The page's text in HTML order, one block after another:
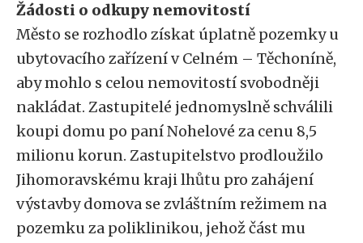
Žádosti o odkupy nemovitostí
Město se rozhodlo získat úplatně pozemky u
ubytovacího zařízení v Celném – Těchoníně,
aby mohlo s celou nemovitostí svobodněji
nakládat. Zastupitelé jednomyslně schválili
koupi domu po paní Nohelové za cenu 8,5
milionu korun. Zastupitelstvo prodloužilo
Jihomoravskému kraji lhůtu pro zahájení
výstavby domova se zvláštním režimem na
pozemku za poliklinikou, jehož část mu